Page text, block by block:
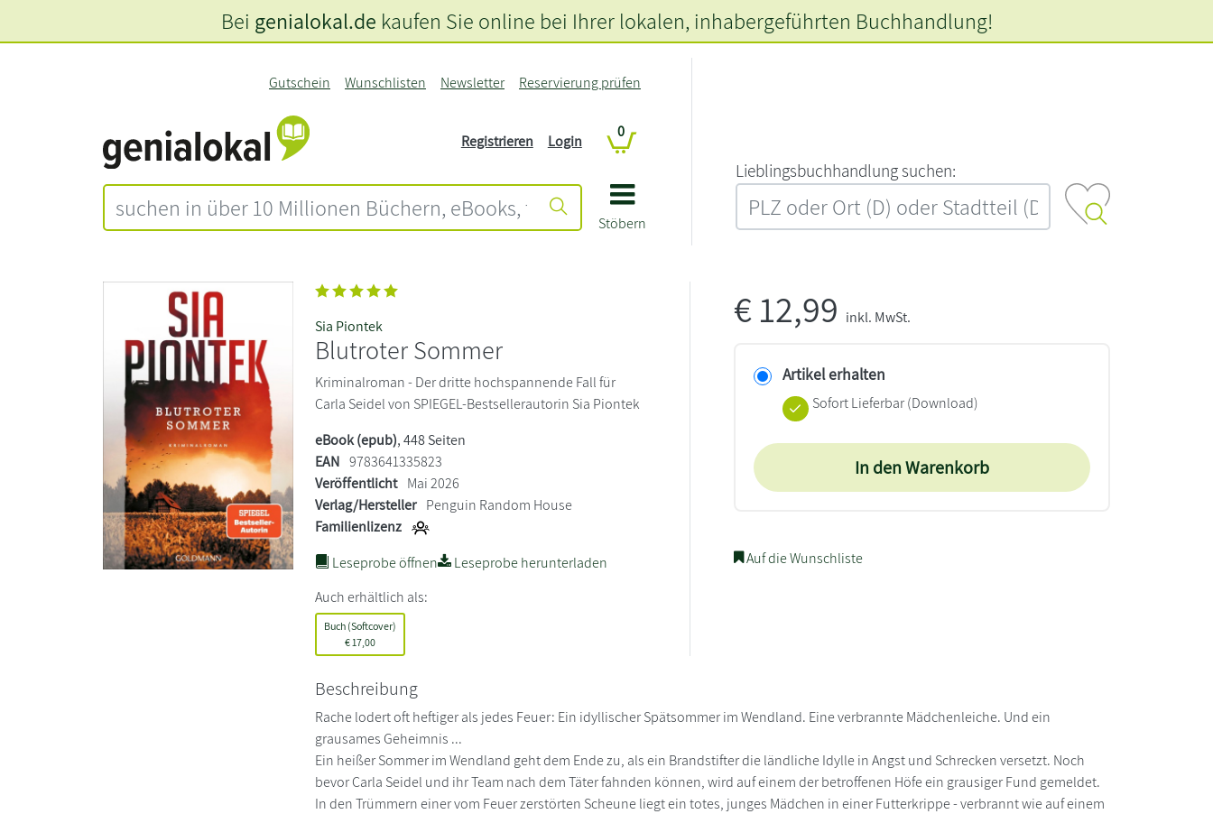
Stöbern
Gutschein Wunschlisten Newsletter Reservierung prüfen
Registrieren Login
0
L‍i‍e‍b‍l‍i‍n‍g‍s‍b‍u‍c‍h‍h‍a‍n‍d‍l‍u‍n‍g‍ ‍s‍u‍c‍h‍e‍n‍:‍
Bei genialokal.de kaufen Sie online bei Ihrer lokalen, inhabergeführten Buchhandlung!
Sia Piontek
Blutroter Sommer
Kriminalroman - Der dritte hochspannende Fall für
Carla Seidel von SPIEGEL-Bestsellerautorin Sia Piontek
eBook (epub), 448 Seiten
EAN 9783641335823
Veröffentlicht Mai 2026
Verlag/Hersteller Penguin Random House
Familienlizenz
Leseprobe öffnen
Leseprobe herunterladen
Auch erhältlich als:
Buch (Softcover)
€ 17,00
€12,99 inkl. MwSt.
Artikel erhalten
Sofort Lieferbar (Download)
In den Warenkorb
Auf die Wunschliste
Beschreibung
Rache lodert oft heftiger als jedes Feuer: Ein idyllischer Spätsommer im Wendland. Eine verbrannte Mädchenleiche. Und ein
grausames Geheimnis ...
Ein heißer Sommer im Wendland geht dem Ende zu, als ein Brandstifter die ländliche Idylle in Angst und Schrecken versetzt. Noch
bevor Carla Seidel und ihr Team nach dem Täter fahnden können, wird auf einem der betroffenen Höfe ein grausiger Fund gemeldet.
In den Trümmern einer vom Feuer zerstörten Scheune liegt ein totes, junges Mädchen in einer Futterkrippe - verbrannt wie auf einem